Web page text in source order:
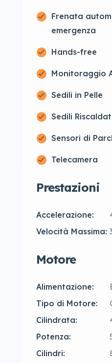
Frenata
emergenza
Hands-free
Monitoraggio
Sedili in Pelle
Sedili
Sensori di
Telecamera
Prestazioni
Accelerazione:
Velocità Massima:
Motore
Alimentazione:
Tipo di Motore:
Cilindrata:
Potenza:
Cilindri: